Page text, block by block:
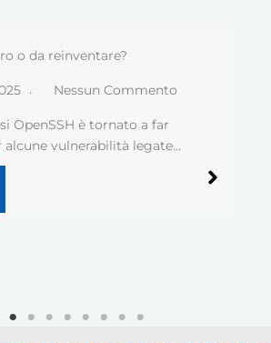
o da reinventare?
Nessun Commento
OpenSSH è tornato a far
alcune vulnerabilità legate…